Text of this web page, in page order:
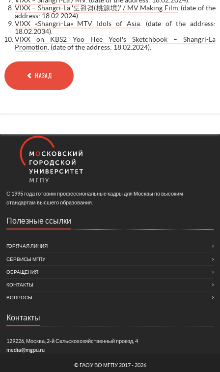
VIXX – Shangri-La '도원경(桃源境)' / MV Making Film. (date of the
address: 18.02.2024).
VIXX «Shangri-La» MTV Idols of Asia. (date of the address:
18.02.2034).
VIXX on KBS2 Yoo Hee Yeol's Sketchbook – Shangri-La
Promotion. (date of the address: 18.02.2024).
НАЗАД
С 1995 года готовим профессиональные кадры для Москвы по высоким
стандартам высшего образования.
Полезные ссылки
ГОРЯЧАЯ ЛИНИЯ
СЕРВИСЫ МГПУ
ОБРАЩЕНИЯ
КОНТАКТЫ
ВОПРОСЫ
Контакты
129226, Москва, 2-й Сельскохозяйственный проезд, 4
media@mgpu.ru
© ГАОУ ВО МГПУ 2017 - 2026